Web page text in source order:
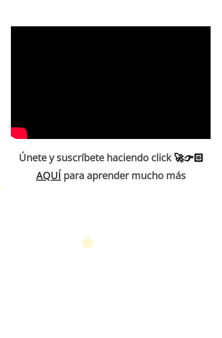
Únete y suscríbete haciendo click🚀👉🏻
AQUÍ para aprender mucho más